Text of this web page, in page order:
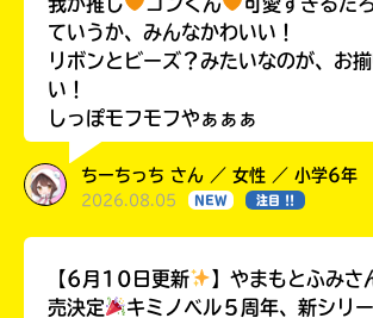
ていうか、みんなかわいい！
リボンとビーズ？みたいなのが、お
い！
しっぽモフモフやぁぁぁ
ちーちっち さん ／ 女性 ／ 小学6年
2026.08.05 NEW 注目 !!
【6月10日更新
】やまもとふみさ
売決定
キミノベル５周年、新シリ